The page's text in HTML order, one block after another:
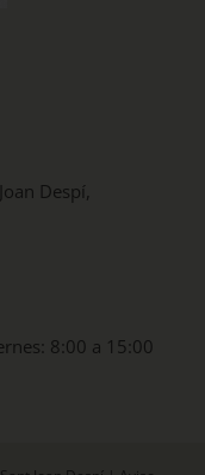
Despí,
8:00 a 15:00